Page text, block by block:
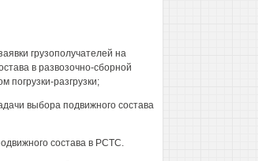
грузополучателей на
в развозочно-сборной
погрузки-разгрузки;
выбора подвижного состава
состава в РСТС.